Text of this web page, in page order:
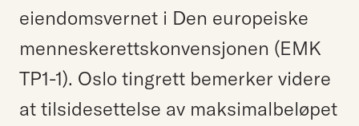
eiendomsvernet i Den europeiske
menneskerettskonvensjonen (EMK
TP1-1). Oslo tingrett bemerker videre
at tilsidesettelse av maksimalbeløpet